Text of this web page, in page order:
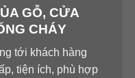
GỖ, CỬA
CHÁY
tới khách hàng
tiện ích, phù hợp